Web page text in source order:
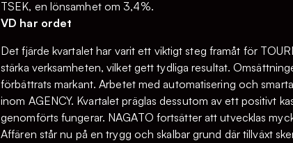
TSEK, en lönsamhet om 3,4%.
VD har ordet
Det fjärde kvartalet har varit ett viktigt steg framåt för
stärka verksamheten, vilket gett tydliga resultat.
förbättrats markant. Arbetet med automatisering och
inom AGENCY. Kvartalet präglas dessutom av ett positivt
genomförts fungerar. NAGATO fortsätter att utvecklas
Affären står nu på en trygg och skalbar grund där tillväxt